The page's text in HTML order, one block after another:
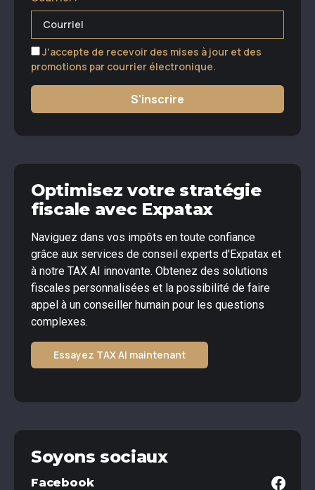
J'accepte de recevoir des mises à jour et des
promotions par courrier électronique.
S'inscrire
Optimisez votre stratégie
fiscale avec Expatax
Naviguez dans vos impôts en toute confiance
grâce aux services de conseil experts d'Expatax et
à notre TAX AI innovante. Obtenez des solutions
fiscales personnalisées et la possibilité de faire
appel à un conseiller humain pour les questions
complexes.
Essayez TAX AI maintenant
Soyons sociaux
Facebook